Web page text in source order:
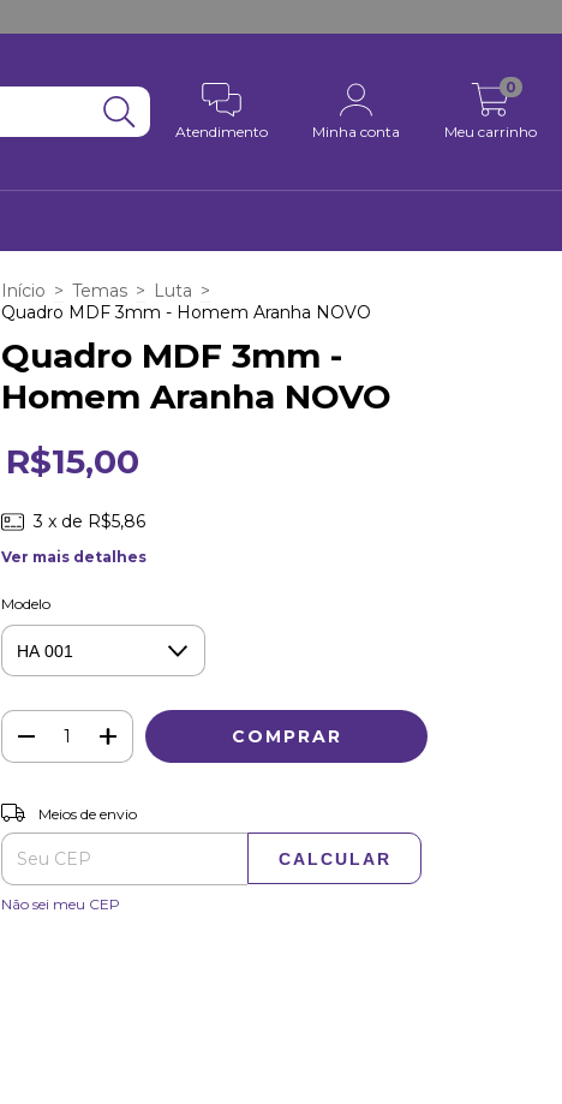
Atendimento Minha conta Meu carrinho
0
Início > Temas > Luta >
Quadro MDF 3mm - Homem Aranha NOVO
Quadro MDF 3mm -
Homem Aranha NOVO
R$15,00
3 x de R$5,86
Ver mais detalhes
Modelo
Entregas para o CEP:
Meios de envio
CALCULAR
Não sei meu CEP